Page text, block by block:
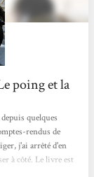
poing et la
quelques
rendus de
j'ai arrêté d'en
à côté. Le livre est